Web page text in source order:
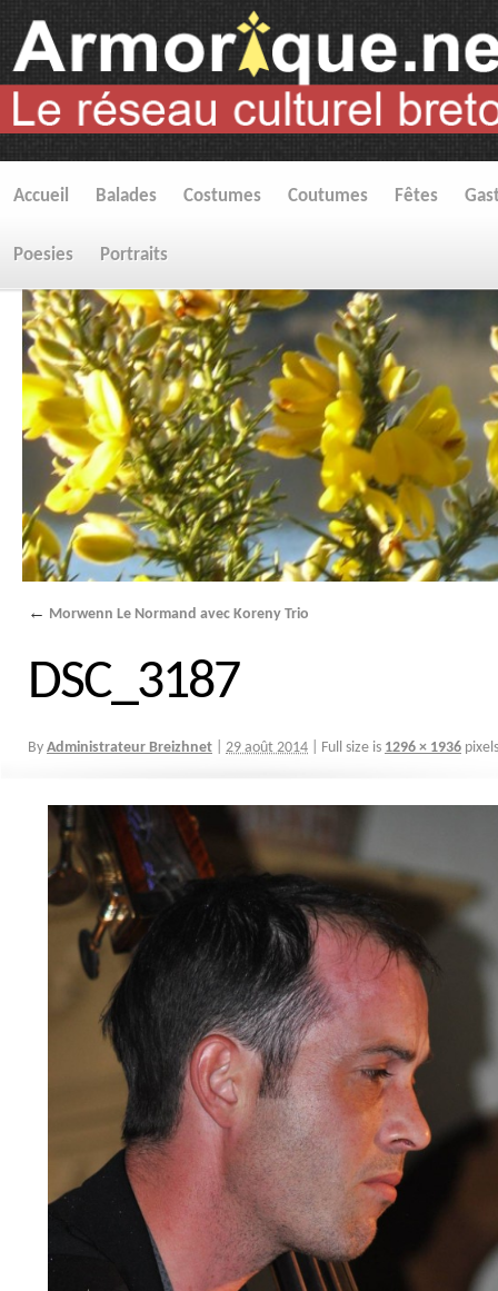
Accueil Balades Costumes Coutumes Fêtes
Poesies Portraits
← Morwenn Le Normand avec Koreny Trio
DSC_3187
By Administrateur Breizhnet 29 août 2014 Full size is 1296 × 1936 pixels